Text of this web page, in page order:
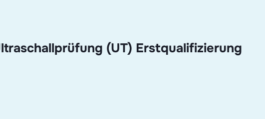
(UT) Erstqualifizierung